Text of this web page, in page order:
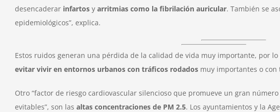
desencaderar infartos y arritmias como la fibrilación auricular. También se
epidemiológicos”, explica.
Estos ruidos generan una pérdida de la calidad de vida muy importante, por
evitar vivir en entornos urbanos con tráficos rodados muy importantes o con
Otro “factor de riesgo cardiovascular silencioso que promueve un gran
evitables”, son las altas concentraciones de PM 2.5. Los ayuntamientos y la